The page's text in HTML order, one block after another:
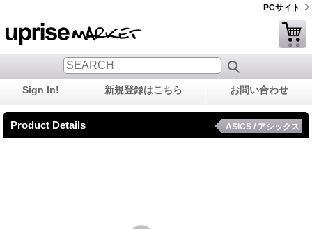
PCサイト
Sign In! 新規登録はこちら お問い合わせ
Product Details ASICS / アシックス